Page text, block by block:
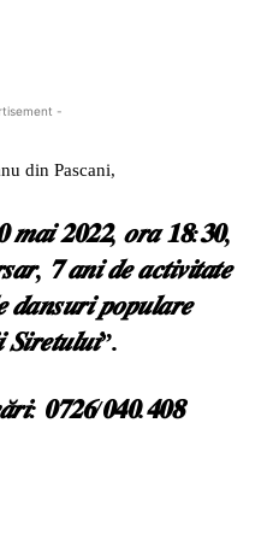
-
din Pascani,
𝒎𝒂𝒊 𝟐𝟎𝟐𝟐, 𝒐𝒓𝒂 𝟏𝟖:𝟑𝟎,
𝟕 𝒂𝒏𝒊 𝒅𝒆 𝒂𝒄𝒕𝒊𝒗𝒊𝒕𝒂𝒕𝒆
𝒅𝒂𝒏𝒔𝒖𝒓𝒊 𝒑𝒐𝒑𝒖𝒍𝒂𝒓𝒆
𝟎𝟕𝟐𝟔/𝟎𝟒𝟎.𝟒𝟎𝟖